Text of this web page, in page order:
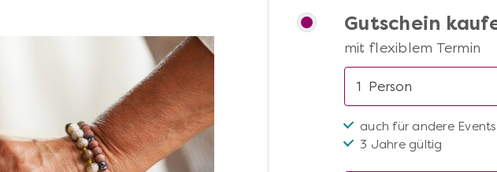
Gutschein
mit flexiblem Termin
auch für andere
3 Jahre gültig